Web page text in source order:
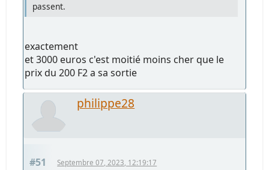
passent.
exactement
et 3000 euros c'est moitié moins cher que le
prix du 200 F2 a sa sortie
philippe28
#51 Septembre 07, 2023, 12:19:17